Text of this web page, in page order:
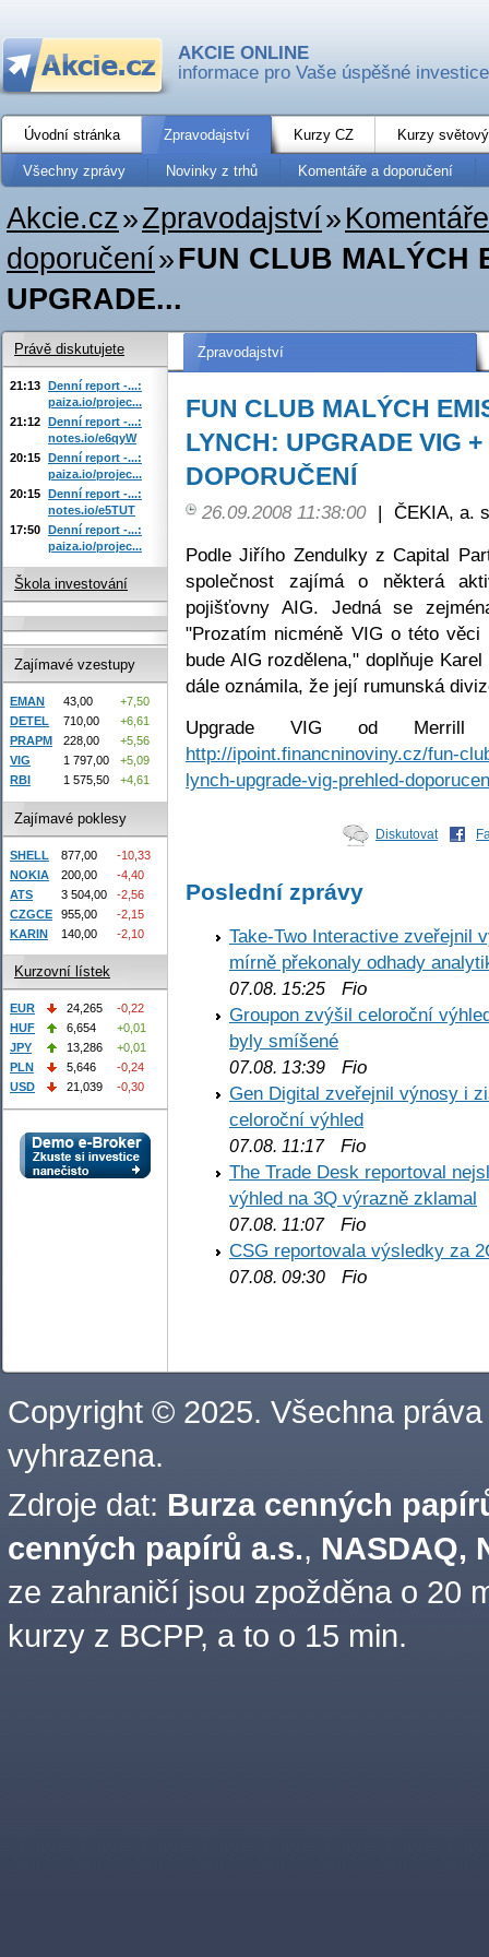
AKCIE ONLINE
informace pro Vaše úspěšné investice
Úvodní stránka Zpravodajství Kurzy CZ Kurzy
Všechny zprávy Novinky z trhů Komentáře a doporučení
Akcie.cz»Zpravodajství»
doporučení»FUN CLUB MALÝCH
UPGRADE...
Zpravodajství
FUN CLUB MALÝCH
LYNCH: UPGRADE VIG
DOPORUČENÍ
26.09.2008 11:38:00 | ČEKIA, a.
Podle Jiřího Zendulky z Capital
společnost zajímá o některá
pojišťovny AIG. Jedná se
"Prozatím nicméně VIG o této
bude AIG rozdělena," doplňuje
dále oznámila, že její rumunská
Upgrade VIG od Merrill
http://ipoint.financninoviny.cz/fun-
lynch-upgrade-vig-prehled-
Diskutovat
Poslední zprávy
Take-Two Interactive zveřejnil
mírně překonaly odhady
07.08. 15:25 Fio
Groupon zvýšil celoroční
byly smíšené
07.08. 13:39 Fio
Gen Digital zveřejnil výnosy i
celoroční výhled
07.08. 11:17Fio
The Trade Desk reportoval
výhled na 3Q výrazně zklamal
07.08. 11:07Fio
CSG reportovala výsledky za
07.08. 09:30 Fio
Právě diskutujete
21:13 Denní report -...:
paiza.io/projec...
21:12 Denní report -...:
notes.io/e6qyW
20:15 Denní report -...:
paiza.io/projec...
20:15 Denní report -...:
notes.io/e5TUT
17:50 Denní report -...:
paiza.io/projec...
Škola investování
Zajímavé vzestupy
EMAN 43,00
+7,50
DETEL
710,00
+6,61
PRAPM
228,00
+5,56
VIG
1 797,00
+5,09
RBI
1 575,50 +4,61
Zajímavé poklesy
SHELL 877,00
-10,33
NOKIA
200,00
-4,40
ATS
3 504,00
-2,56
CZGCE
955,00
-2,15
KARIN
140,00 -2,10
Kurzovní lístek
EUR 24,265
-0,22
HUF
6,654
+0,01
JPY
13,286
+0,01
PLN
5,646
-0,24
USD
21,039 -0,30
Copyright © 2025. Všechna práva
vyhrazena.
Zdroje dat: Burza cenných
cenných papírů a.s., NASDAQ,
ze zahraničí jsou zpožděna o 20
kurzy z BCPP, a to o 15 min.